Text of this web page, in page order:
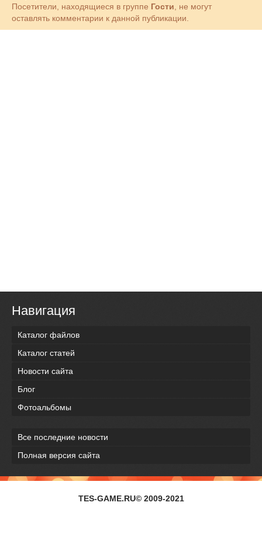
Посетители, находящиеся в группе Гости , не могут
оставлять комментарии к данной публикации.
Навигация
Каталог файлов
Каталог статей
Новости сайта
Блог
Фотоальбомы
Все последние новости
Полная версия сайта
TES-GAME.RU© 2009-2021